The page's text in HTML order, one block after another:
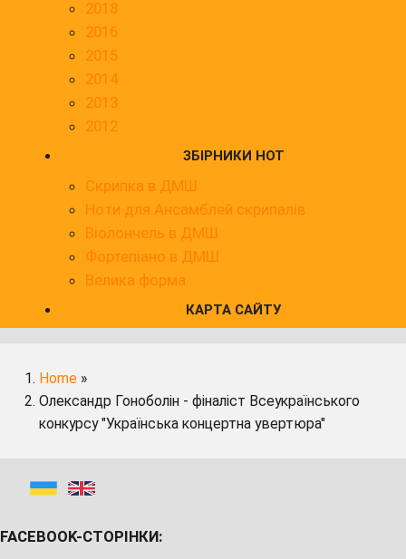
2018
2016
2015
2014
2013
2012
ЗБІРНИКИ НОТ
Скрипка в ДМШ
Ноти для Ансамблей скрипалів
Віолончель в ДМШ
Фортепіано в ДМШ
Велика форма
КАРТА САЙТУ
Home »
Олександр Гоноболін - фіналіст Всеукраїнського
конкурсу "Українська концертна увертюра"
FACEBOOK-СТОРІНКИ: